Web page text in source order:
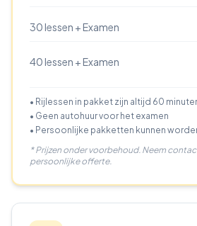
30 lessen + Examen
40 lessen + Examen
• Rijlessen in pakket zijn altijd 60
• Geen autohuur voor het examen
• Persoonlijke pakketten kunnen
* Prijzen onder voorbehoud. Neem
persoonlijke offerte.